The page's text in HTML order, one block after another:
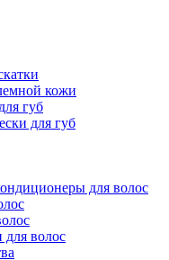
кожи
губ
для губ
для волос
волос